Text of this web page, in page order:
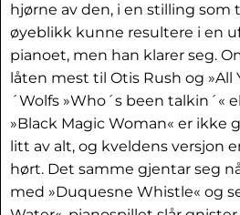
hjørne av den, i en stilling
øyeblikk kunne resultere i en
pianoet, men han klarer seg.
låten mest til Otis Rush og »All
´Wolfs »Who´s been talkin´«
»Black Magic Woman« er ikke
litt av alt, og kveldens versjon
hørt. Det samme gjentar seg
med »Duquesne Whistle« og